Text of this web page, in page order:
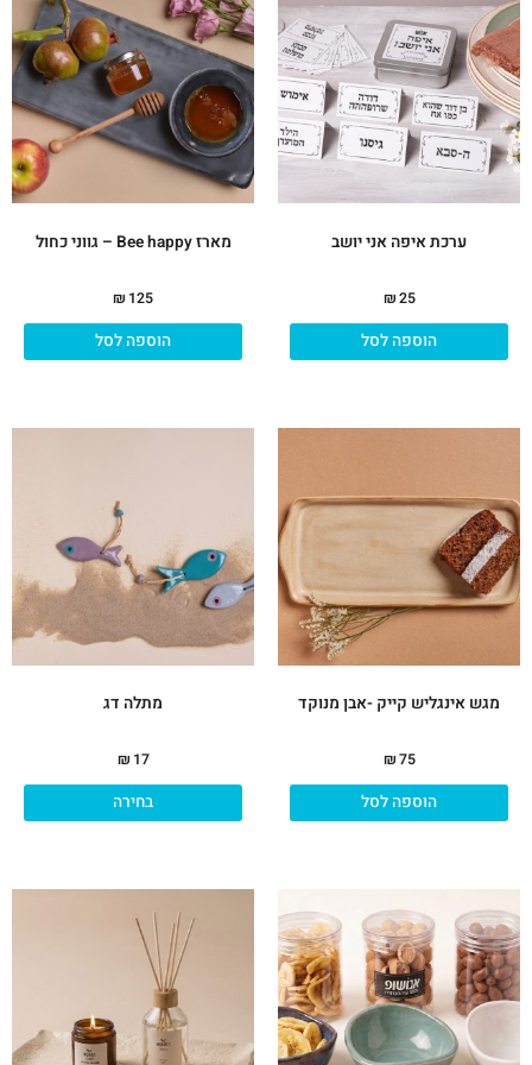
ערכת איפה אני יושב
₪25
הוספה לסל
מארז Bee happy – גווני כחול
₪ 125
הוספה לסל
מגש אינגליש קייק -אבן מנוקד
₪75
הוספה לסל
מתלה דג
₪ 17
בחירה